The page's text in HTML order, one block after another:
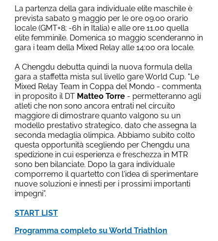
La partenza della gara individuale elite maschile è
prevista sabato 9 maggio per le ore 09.00 orario
locale (GMT+8; -6h in Italia) e alle ore 11.00 quella
elite femminile. Domenica 10 maggio scenderanno in
gara i team della Mixed Relay alle 14:00 ora locale.
A Chengdu debutta quindi la nuova formula della
gara a staffetta mista sul livello gare World Cup. "Le
Mixed Relay Team in Coppa del Mondo - commenta
in proposito il DT Matteo Torre - permetteranno agli
atleti che non sono ancora entrati nel circuito
maggiore di dimostrare quanto valgono su un
modello prestativo strategico, dato che assegna la
seconda medaglia olimpica. Abbiamo subito colto
questa opportunità scegliendo per Chengdu una
spedizione in cui esperienza e freschezza in MTR
sono ben bilanciate. Dopo la gara individuale
comporremo il quartetto con l'idea di sperimentare
nuove soluzioni e innesti per i prossimi importanti
impegni”.
START LIST
Programma completo su World Triathlon